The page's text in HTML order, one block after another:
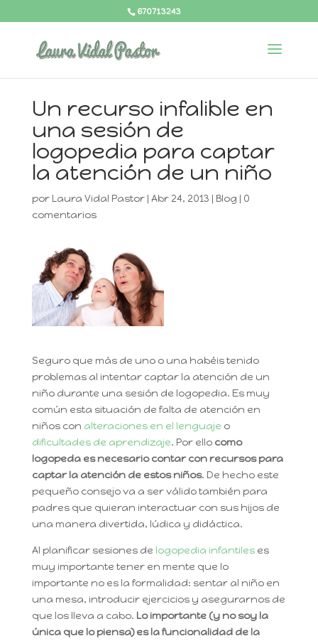
670713243
Un recurso infalible en
una sesión de
logopedia para captar
la atención de un niño
por Laura Vidal Pastor| Abr 24, 2013 | Blog | 0
comentarios
Seguro que más de uno o una habéis tenido
problemas al intentar captar la atención de un
niño durante una sesión de logopedia. Es muy
común esta situación de falta de atención en
niños con alteraciones en el lenguaje o
dificultades de aprendizaje. Por ello como
logopeda es necesario contar con recursos para
captar la atención de estos niños. De hecho este
pequeño consejo va a ser válido también para
padres que quieran interactuar con sus hijos de
una manera divertida, lúdica y didáctica.
Al planificar sesiones de logopedia infantileses
muy importante tener en mente que lo
importante no es la formalidad: sentar al niño en
una mesa, introducir ejercicios y asegurarnos de
que los lleva a cabo. Lo importante (y no soy la
única que lo piensa) es la funcionalidad de la